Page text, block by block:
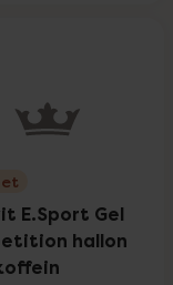
E.Sport Gel
hallon